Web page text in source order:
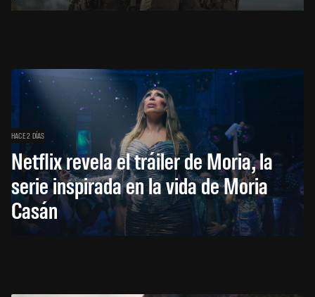
HACE 2 DÍAS
Netflix revela el tráiler de Moria, la
serie inspirada en la vida de Moria
Casán